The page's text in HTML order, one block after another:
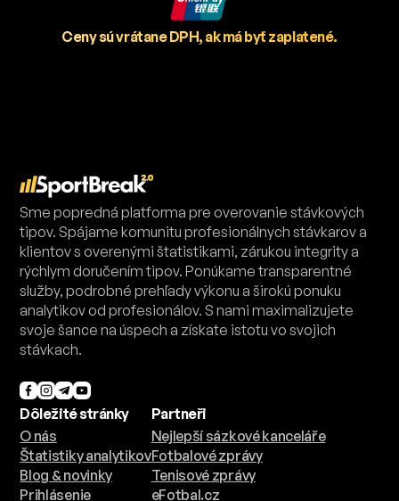
Ceny sú vrátane DPH, ak má byť zaplatené.
Sme popredná platforma pre overovanie stávkových
tipov. Spájame komunitu profesionálnych stávkarov a
klientov s overenými štatistikami, zárukou integrity a
rýchlym doručením tipov. Ponúkame transparentné
služby, podrobné prehľady výkonu a širokú ponuku
analytikov od profesionálov. S nami maximalizujete
svoje šance na úspech a získate istotu vo svojich
stávkach.
Dôležité stránky
O nás
Štatistiky analytikov
Blog & novinky
Prihlásenie
Partneři
Nejlepší sázkové kanceláře
Fotbalové zprávy
Tenisové zprávy
eFotbal.cz